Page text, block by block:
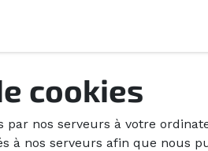
cookies
nos serveurs à votre
à nos serveurs afin que nous